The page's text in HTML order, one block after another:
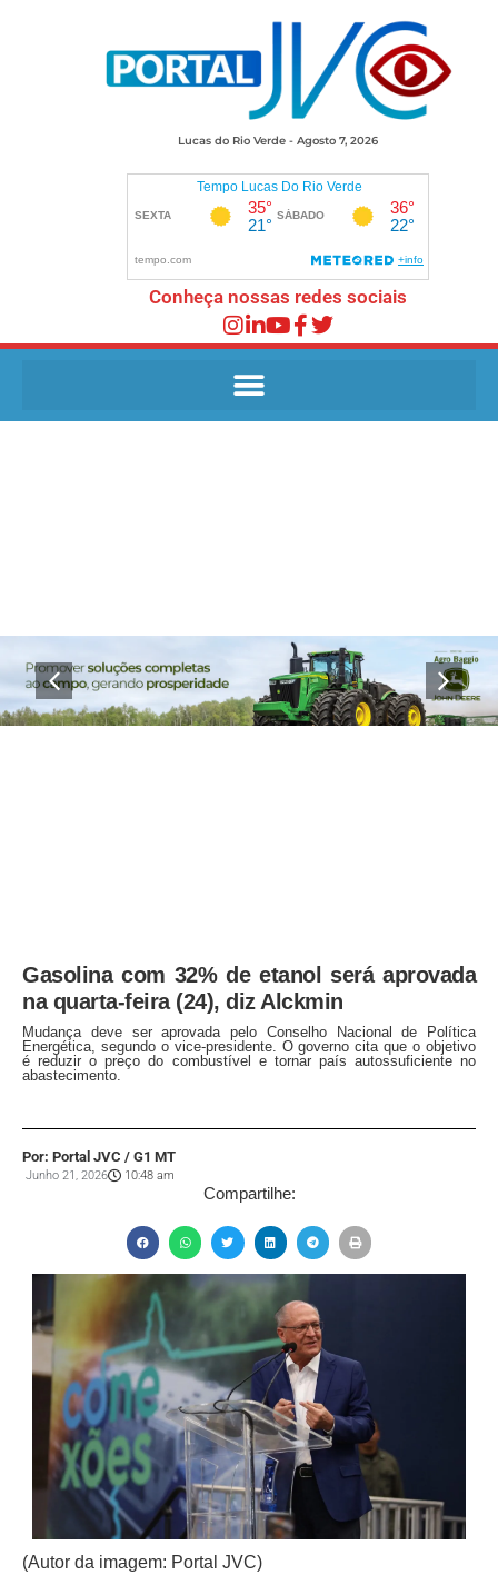
Lucas do Rio Verde - Agosto 7, 2026
Conheça nossas redes sociais
Gasolina com 32% de etanol será aprovada
na quarta-feira (24), diz Alckmin
Mudança deve ser aprovada pelo Conselho Nacional de Política
Energética, segundo o vice-presidente. O governo cita que o objetivo
é reduzir o preço do combustível e tornar país autossuficiente no
abastecimento.
Por: Portal JVC / G1 MT
Junho 21, 2026 10:48 am
Compartilhe:
(Autor da imagem: Portal JVC)